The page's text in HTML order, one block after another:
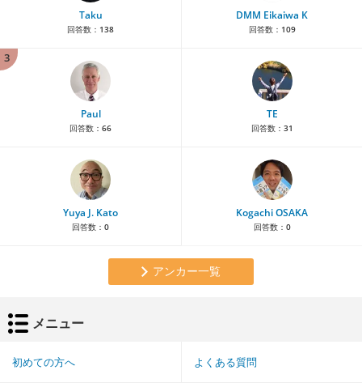
Taku
回答数： 138
DMM Eikaiwa K
回答数： 109
3
Paul
回答数： 66
TE
回答数： 31
Yuya J. Kato
回答数： 0
Kogachi OSAKA
回答数： 0
アンカー一覧
メニュー
初めての方へ よくある質問